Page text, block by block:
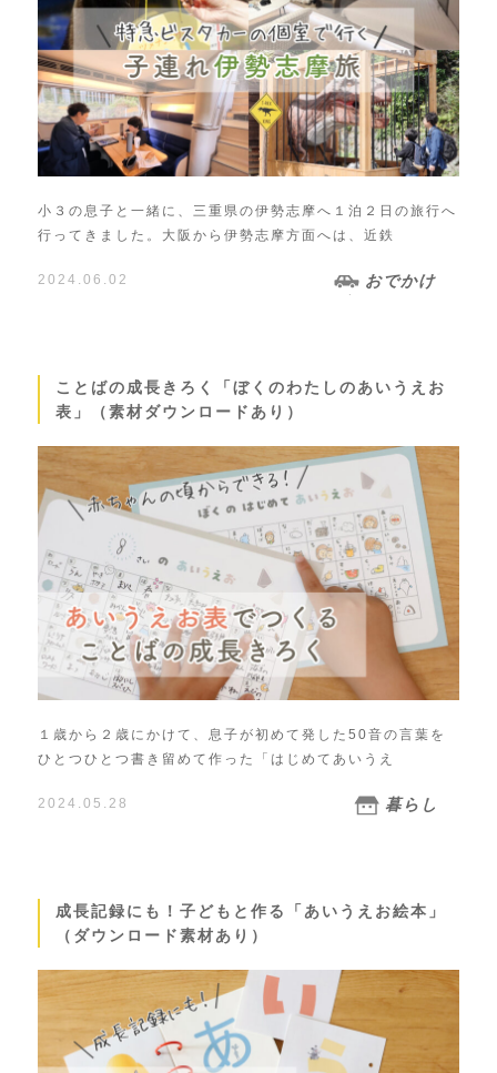
小３の息子と一緒に、三重県の伊勢志摩へ１泊２日の旅行へ
行ってきました。大阪から伊勢志摩方面へは、近鉄
2024.06.02 おでかけ
ことばの成長きろく「ぼくのわたしのあいうえお
表」（素材ダウンロードあり）
１歳から２歳にかけて、息子が初めて発した50音の言葉を
ひとつひとつ書き留めて作った「はじめてあいうえ
2024.05.28 暮らし
成長記録にも！子どもと作る「あいうえお絵本」
（ダウンロード素材あり）